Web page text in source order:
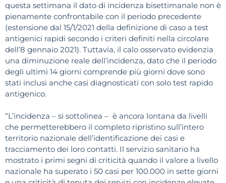
questa settimana il dato di incidenza bisettimanale non è
pienamente confrontabile con il periodo precedente
(estensione dal 15/1/2021 della definizione di caso a test
antigenici rapidi secondo i criteri definiti nella circolare
dell’8 gennaio 2021). Tuttavia, il calo osservato evidenzia
una diminuzione reale dell’incidenza, dato che il periodo
degli ultimi 14 giorni comprende più giorni dove sono
stati inclusi anche casi diagnosticati con solo test rapido
antigenico.
“L’incidenza – si sottolinea – è ancora lontana da livelli
che permetterebbero il completo ripristino sull’intero
territorio nazionale dell’identificazione dei casi e
tracciamento dei loro contatti. Il servizio sanitario ha
mostrato i primi segni di criticità quando il valore a livello
nazionale ha superato i 50 casi per 100.000 in sette giorni